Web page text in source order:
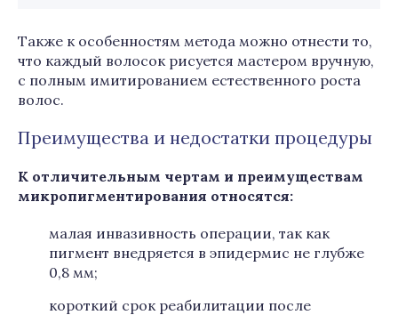
Также к особенностям метода можно отнести то,
что каждый волосок рисуется мастером вручную,
с полным имитированием естественного роста
волос.
Преимущества и недостатки процедуры
К отличительным чертам и преимуществам
микропигментирования относятся:
малая инвазивность операции, так как
пигмент внедряется в эпидермис не глубже
0,8 мм;
короткий срок реабилитации после